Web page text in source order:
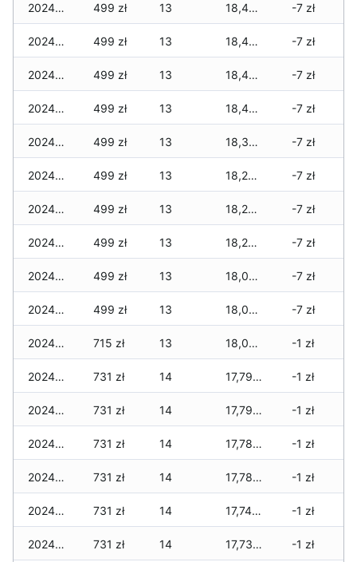
2024-10-21 499 zł 13 18,448 zł -7 zł
2024-10-20 499 zł 13 18,448 zł -7 zł
2024-10-19 499 zł 13 18,448 zł -7 zł
2024-10-18 499 zł 13 18,445 zł -7 zł
2024-10-17 499 zł 13 18,317 zł -7 zł
2024-10-16 499 zł 13 18,285 zł -7 zł
2024-10-15 499 zł 13 18,285 zł -7 zł
2024-10-14 499 zł 13 18,205 zł -7 zł
2024-10-13 499 zł 13 18,005 zł -7 zł
2024-10-12 499 zł 13 18,005 zł -7 zł
2024-10-11 715 zł 13 18,005 zł -1 zł
2024-10-02 731 zł 14 17,797 zł -1 zł
2024-10-01 731 zł 14 17,797 zł -1 zł
2024-09-30 731 zł 14 17,781 zł -1 zł
2024-09-29 731 zł 14 17,781 zł -1 zł
2024-09-28 731 zł 14 17,749 zł -1 zł
2024-09-27 731 zł 14 17,733 zł -1 zł